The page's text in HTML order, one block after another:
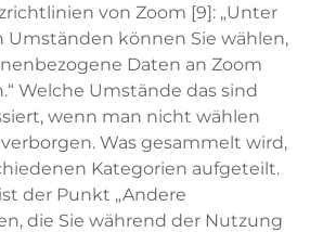
von Zoom [9]: „Unter
können Sie wählen,
Daten an Zoom
Welche Umstände das sind
wenn man nicht wählen
Was gesammelt wird,
Kategorien aufgeteilt.
der Punkt „Andere
die Sie während der Nutzung